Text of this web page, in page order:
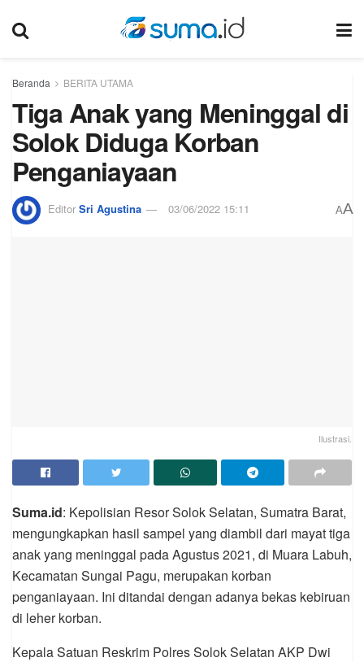
Beranda BERITA UTAMA
Tiga Anak yang Meninggal di
Solok Diduga Korban
Penganiayaan
Editor Sri Agustina 03/06/2022 15:11 AA
Ilustrasi.
Suma.id: Kepolisian Resor Solok Selatan, Sumatra Barat,
mengungkapkan hasil sampel yang diambil dari mayat tiga
anak yang meninggal pada Agustus 2021, di Muara Labuh,
Kecamatan Sungai Pagu, merupakan korban
penganiayaan. Ini ditandai dengan adanya bekas kebiruan
di leher korban.
Kepala Satuan Reskrim Polres Solok Selatan AKP Dwi